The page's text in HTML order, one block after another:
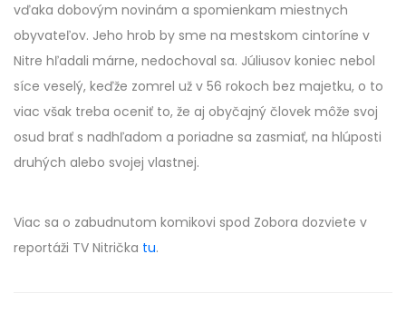
vďaka dobovým novinám a spomienkam miestnych
obyvateľov. Jeho hrob by sme na mestskom cintoríne v
Nitre hľadali márne, nedochoval sa. Júliusov koniec nebol
síce veselý, keďže zomrel už v 56 rokoch bez majetku, o to
viac však treba oceniť to, že aj obyčajný človek môže svoj
osud brať s nadhľadom a poriadne sa zasmiať, na hlúposti
druhých alebo svojej vlastnej.
Viac sa o zabudnutom komikovi spod Zobora dozviete v
reportáži TV Nitrička tu.